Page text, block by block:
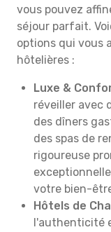
vous pouvez
séjour parfait.
options qui vous
hôtelières :
Luxe &
réveiller avec
des dîners
des spas de
rigoureuse
votre bien-
Hôtels de
l'authenticité